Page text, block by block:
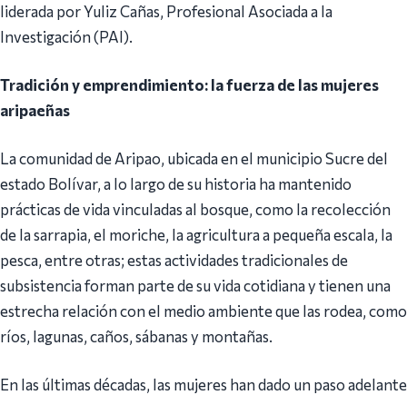
liderada por Yuliz Cañas, Profesional Asociada a la
Investigación (PAI).
Tradición y emprendimiento: la fuerza de las mujeres
aripaeñas
La comunidad de Aripao, ubicada en el municipio Sucre del
estado Bolívar, a lo largo de su historia ha mantenido
prácticas de vida vinculadas al bosque, como la recolección
de la sarrapia, el moriche, la agricultura a pequeña escala, la
pesca, entre otras; estas actividades tradicionales de
subsistencia forman parte de su vida cotidiana y tienen una
estrecha relación con el medio ambiente que las rodea, como
ríos, lagunas, caños, sábanas y montañas.
En las últimas décadas, las mujeres han dado un paso adelante